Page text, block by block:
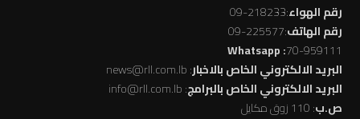
رقم الهواء:218233-09
رقم الهاتف:225577-09
70-959111
: Whatsapp
البريد الالكتروني الخاص بالاخبار: news@rll.com.lb
البريد الالكتروني الخاص بالبرامج: info@rll.com.lb
ص.ب: 110 زوق مكايل